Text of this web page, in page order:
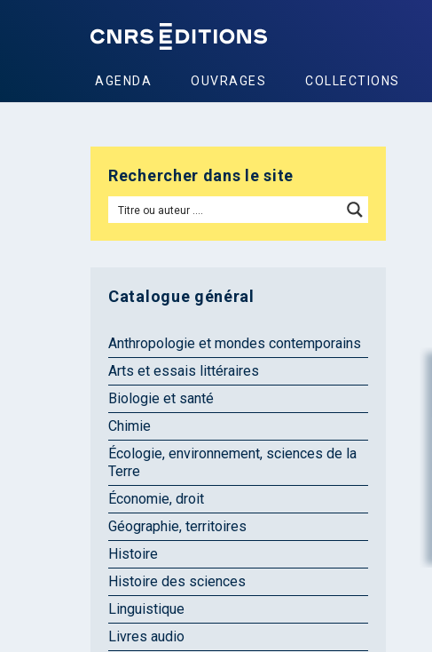
AGENDA OUVRAGES COLLECTIONS
Rechercher dans le site
Catalogue général
Anthropologie et mondes contemporains
Arts et essais littéraires
Biologie et santé
Chimie
Écologie, environnement, sciences de la
Terre
Économie, droit
Géographie, territoires
Histoire
Histoire des sciences
Linguistique
Livres audio